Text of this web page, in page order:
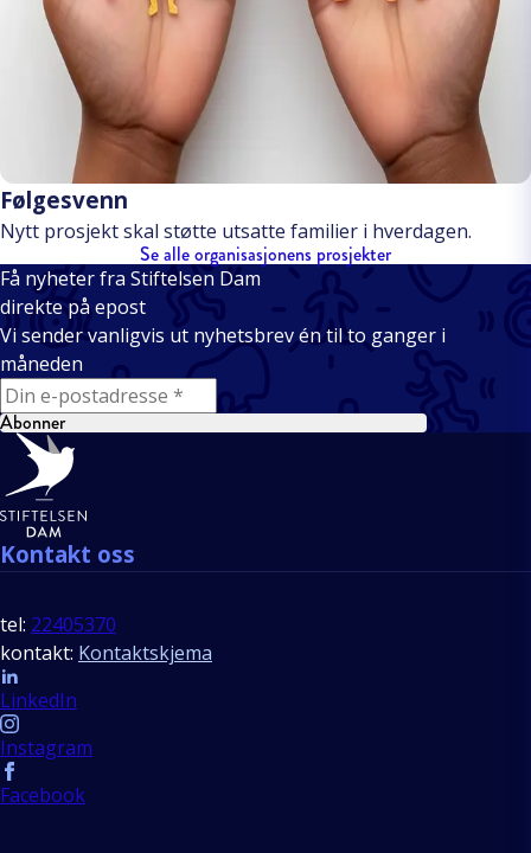
Følgesvenn
Nytt prosjekt skal støtte utsatte familier i hverdagen.
Se alle organisasjonens prosjekter
Få nyheter fra Stiftelsen Dam
direkte på epost
Vi sender vanligvis ut nyhetsbrev én til to ganger i
måneden
E-mail
Abonner
Bunntekst
Kontakt oss
tel: 22405370
kontakt: Kontaktskjema
Follow us
LinkedIn
Instagram
Facebook